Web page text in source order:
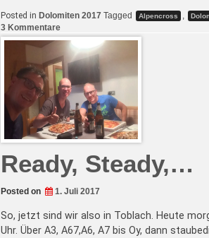
Posted in Dolomiten 2017 Tagged Alpencross ,
3 Kommentarezu
…
!
Tag
1:
auf
Umwegen
zum
Rif
Nuvolau
Ready, Steady,…
Posted on 1. Juli 2017
So, jetzt sind wir also in Toblach. Heute
Uhr. Über A3, A67,A6, A7 bis Oy, dann